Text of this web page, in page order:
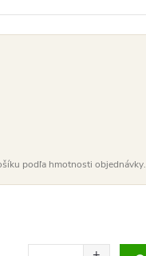
podľa hmotnosti objednávky.